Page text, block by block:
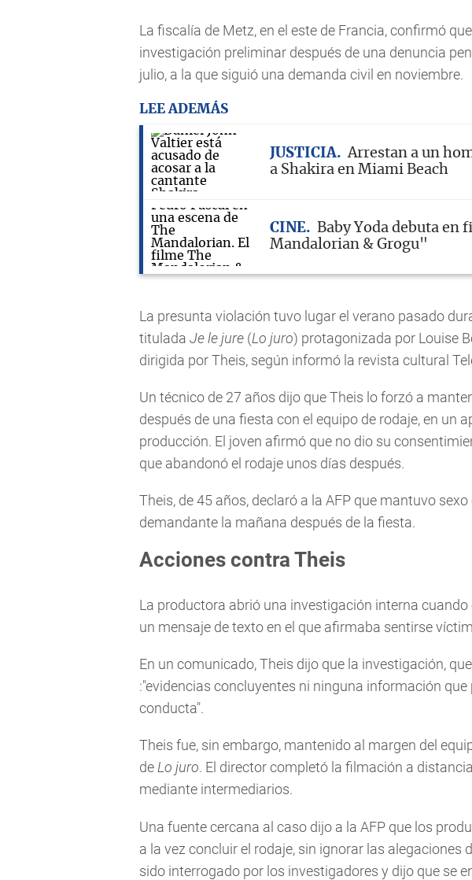
La fiscalía de Metz, en el este de Francia, confirmó
investigación preliminar después de una denuncia
julio, a la que siguió una demanda civil en noviembre.
LEE ADEMÁS
JUSTICIA
Arrestan a un
a Shakira en Miami Beach
CINE
Baby Yoda debuta en
Mandalorian & Grogu"
La presunta violación tuvo lugar el verano pasado
titulada Je le jure (Lo juro) protagonizada por Louise
dirigida por Theis, según informó la revista cultural
Un técnico de 27 años dijo que Theis lo forzó a
después de una fiesta con el equipo de rodaje, en un
producción. El joven afirmó que no dio su
que abandonó el rodaje unos días después.
Theis, de 45 años, declaró a la AFP que mantuvo
demandante la mañana después de la fiesta.
Acciones contra Theis
La productora abrió una investigación interna
un mensaje de texto en el que afirmaba sentirse
En un comunicado, Theis dijo que la investigación,
:"evidencias concluyentes ni ninguna información
conducta".
Theis fue, sin embargo, mantenido al margen del
deLo juro. El director completó la filmación a
mediante intermediarios.
Una fuente cercana al caso dijo a la AFP que los
a la vez concluir el rodaje, sin ignorar las alegaciones
sido interrogado por los investigadores y dijo que se